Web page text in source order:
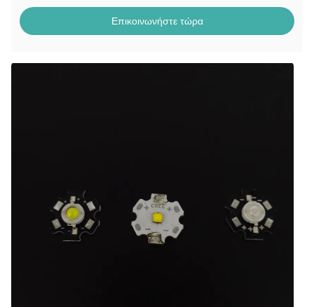
Επικοινωνήστε τώρα